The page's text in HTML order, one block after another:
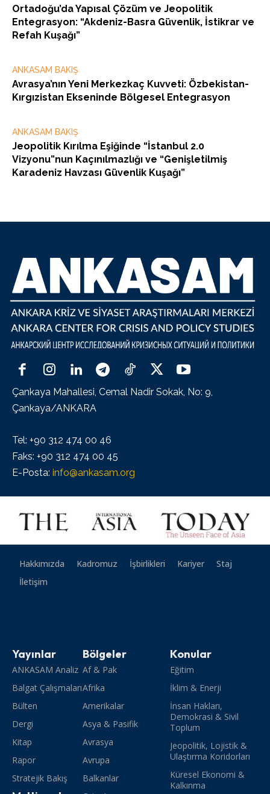
Ortadoğu’da Yapısal Çözüm ve Jeopolitik
Entegrasyon: “Akdeniz-Basra Güvenlik, İstikrar ve
Refah Kuşağı”
ANKASAM BAKIŞ
Avrasya’nın Yeni Merkezkaç Kuvveti: Özbekistan-
Kırgızistan Ekseninde Bölgesel Entegrasyon
ANKASAM BAKIŞ
Jeopolitik Kırılma Eşiğinde “İstanbul 2.0
Vizyonu”nun Kaçınılmazlığı ve “Genişletilmiş
Karadeniz Havzası Güvenlik Kuşağı”
Çankaya Mahallesi, Cemal Nadir Sokak, No: 9,
Çankaya/ANKARA
Tel: +90 312 474 00 46
Faks: +90 312 474 00 45
E-Posta: info@ankasam.org
Hakkımızda Kadromuz İşbirlikleri Kariyer
Staj
İletişim
Yayınlar
ANKASAM Analiz
Balgat Çalışmaları
Bülten
Dergi
Kitap
Rapor
Stratejik Bakış
Bölgeler
Af & Pak
Afrika
Amerikalar
Asya & Pasifik
Avrasya
Avrupa
Balkanlar
Konular
Eğitim
İklim & Enerji
İnsan Hakları,
Demokrasi & Sivil
Toplum
Jeopolitik, Lojistik &
Ulaştırma Koridorları
Küresel Ekonomi &
Kalkınma